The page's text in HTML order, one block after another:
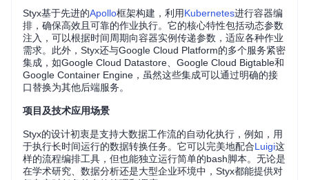
Styx基于先进的Apollo框架构建，利用Kubernetes进行容器编
排，确保高效且可靠的作业执行。它的核心特性包括动态参数
注入，可以根据时间周期向容器实例传递参数，适应各种作业
需求。此外，Styx还与Google Cloud Platform的多个服务紧密
集成，如Google Cloud Datastore、Google Cloud Bigtable和
Google Container Engine，虽然这些集成可以通过明确的接
口替换为其他后端服务。
项目及技术应用场景
Styx的设计初衷是支持大数据工作流的自动化执行，例如，用
于执行长时间运行的数据转换任务。它可以完美地配合Luigi这
样的流程编排工具，但也能独立运行简单的bash脚本。无论是
在学术研究、数据分析还是大型企业环境中，Styx都能提供对